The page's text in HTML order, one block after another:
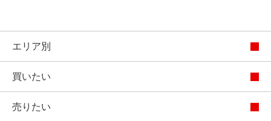
エリア別
買いたい
売りたい